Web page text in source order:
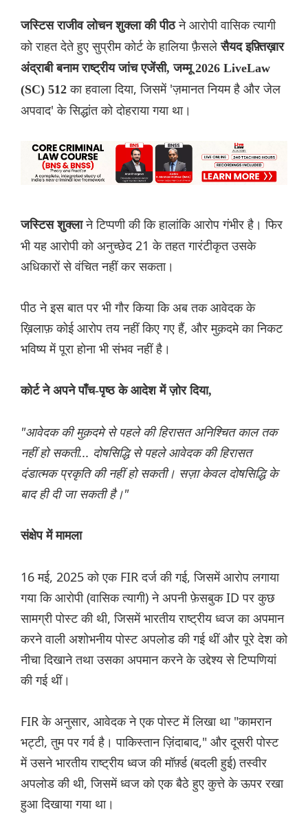
जस्टिस राजीव लोचन शुक्ला की पीठने आरोपी वासिक त्यागी
को राहत देते हुए सुप्रीम कोर्ट के हालिया फ़ैसलेसैयद इफ़्तिख़ार
अंद्राबी बनाम राष्ट्रीय जांच एजेंसी, जम्मू 2026 LiveLaw
(SC) 512का हवाला दिया, जिसमें 'ज़मानत नियम है और जेल
अपवाद' के सिद्धांत को दोहराया गया था।
जस्टिस शुक्लाने टिप्पणी की कि हालांकि आरोप गंभीर है। फिर
भी यह आरोपी को अनुच्छेद 21 के तहत गारंटीकृत उसके
अधिकारों से वंचित नहीं कर सकता।
पीठ ने इस बात पर भी गौर किया कि अब तक आवेदक के
ख़िलाफ़ कोई आरोप तय नहीं किए गए हैं, और मुक़दमे का निकट
भविष्य में पूरा होना भी संभव नहीं है।
कोर्ट ने अपने पाँच-पृष्ठ के आदेश में ज़ोर दिया,
"आवेदक की मुक़दमे से पहले की हिरासत अनिश्चित काल तक
नहीं हो सकती... दोषसिद्धि से पहले आवेदक की हिरासत
दंडात्मक प्रकृति की नहीं हो सकती। सज़ा केवल दोषसिद्धि के
बाद ही दी जा सकती है।"
संक्षेप में मामला
16 मई, 2025 को एक FIR दर्ज की गई, जिसमें आरोप लगाया
गया कि आरोपी (वासिक त्यागी) ने अपनी फ़ेसबुक ID पर कुछ
सामग्री पोस्ट की थी, जिसमें भारतीय राष्ट्रीय ध्वज का अपमान
करने वाली अशोभनीय पोस्ट अपलोड की गई थीं और पूरे देश को
नीचा दिखाने तथा उसका अपमान करने के उद्देश्य से टिप्पणियां
की गई थीं।
FIR के अनुसार, आवेदक ने एक पोस्ट में लिखा था "कामरान
भट्टी, तुम पर गर्व है। पाकिस्तान ज़िंदाबाद," और दूसरी पोस्ट
में उसने भारतीय राष्ट्रीय ध्वज की मॉर्फ़्ड (बदली हुई) तस्वीर
अपलोड की थी, जिसमें ध्वज को एक बैठे हुए कुत्ते के ऊपर रखा
हुआ दिखाया गया था।